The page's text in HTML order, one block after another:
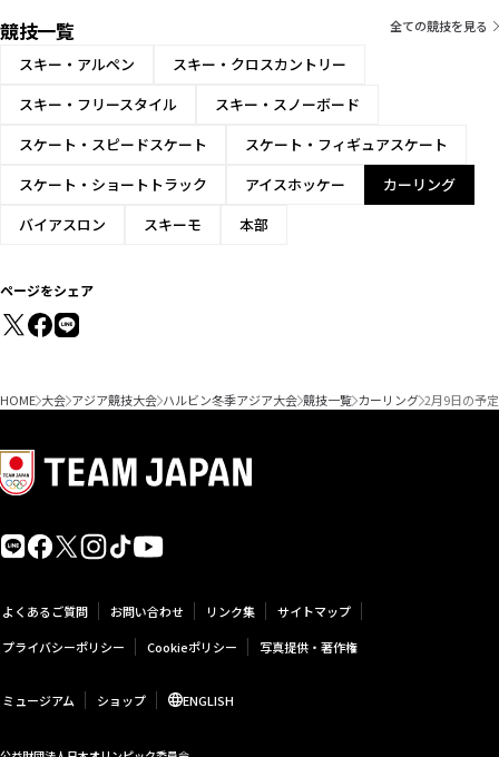
競技一覧 全ての競技を見る
スキー・アルペン
スキー・クロスカントリー
スキー・フリースタイル
スキー・スノーボード
スケート・スピードスケート
スケート・フィギュアスケート
スケート・ショートトラック
アイスホッケー
カーリング
バイアスロン
スキーモ 本部
ページをシェア
HOME 大会 アジア競技大会 ハルビン冬季アジア大会 競技一覧 カーリング 2月9日の予定
よくあるご質問 お問い合わせ リンク集
サイトマップ
プライバシーポリシー
Cookieポリシー 写真提供・著作権
ミュージアム ショップ ENGLISH